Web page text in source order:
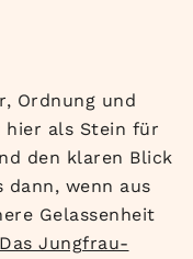
Ordnung und
hier als Stein für
den klaren Blick
dann, wenn aus
Gelassenheit
Das Jungfrau-